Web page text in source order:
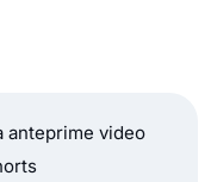
anteprime video